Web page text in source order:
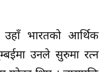
उहाँ भारतको आर्थिक
उनले सुरुमा रत्न